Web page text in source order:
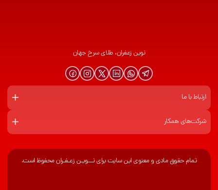
نوین زعفران، طلای سرخ جهان
ارتباط با ما
شرکت‌های همکار
تمام حقوق مادی و معنوی این سایت برای نـــویـن زعـفـران محفوظ است.